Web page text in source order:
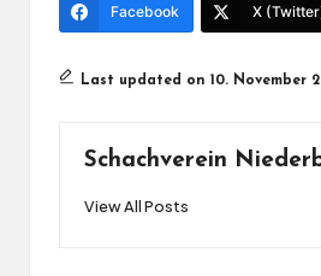
Facebook X
Last updated on 10. November
Schachverein
View All Posts